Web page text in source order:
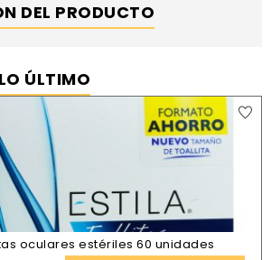
DEL PRODUCTO
ÚLTIMO
oculares estériles 60 unidades